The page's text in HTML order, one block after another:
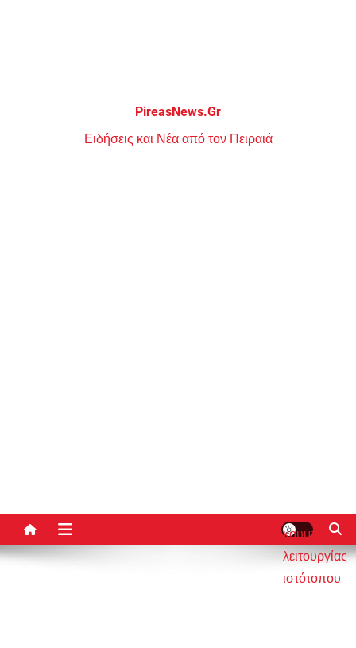
PireasNews.Gr
Ειδήσεις και Νέα από τον Πειραιά
κουμπί
λειτουργίας
ιστότοπου